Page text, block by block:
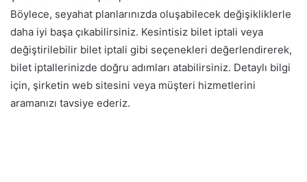
Böylece, seyahat planlarınızda oluşabilecek değişikliklerle
daha iyi başa çıkabilirsiniz. Kesintisiz bilet iptali veya
değiştirilebilir bilet iptali gibi seçenekleri değerlendirerek,
bilet iptallerinizde doğru adımları atabilirsiniz. Detaylı bilgi
için, şirketin web sitesini veya müşteri hizmetlerini
aramanızı tavsiye ederiz.